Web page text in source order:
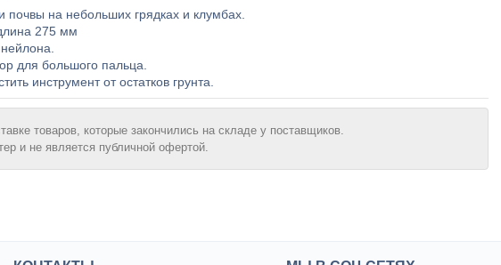
на небольших грядках и клумбах.
275 мм
для большого пальца.
инструмент от остатков грунта.
товаров, которые закончились на складе у поставщиков.
и не является публичной офертой.